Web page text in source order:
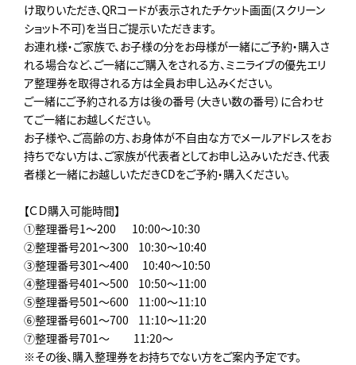
け取りいただき、QRコードが表示されたチケット画面(スクリーン
ショット不可)を当日ご提示いただきます。
お連れ様・ご家族で、お子様の分をお母様が一緒にご予約・購入さ
れる場合など、ご一緒にご購入をされる方、ミニライブの優先エリ
ア整理券を取得される方は全員お申し込みください。
ご一緒にご予約される方は後の番号（大きい数の番号）に合わせ
てご一緒にお越しください。
お子様や、ご高齢の方、お身体が不自由な方でメールアドレスをお
持ちでない方は、ご家族が代表者としてお申し込みいただき、代表
者様と一緒にお越しいただきCDをご予約・購入ください。
【ＣＤ購入可能時間】
①整理番号1～200 ︎ 10:00～10:30
②整理番号201～300 ︎ 10:30～10:40
③整理番号301～400 10:40～10:50
④整理番号401～500 ︎ 10:50～11:00
⑤整理番号501～600 ︎ 11:00～11:10
⑥整理番号601～700 ︎ 11:10～11:20
⑦整理番号701～ ︎ 11:20～
※その後、購入整理券をお持ちでない方をご案内予定です。